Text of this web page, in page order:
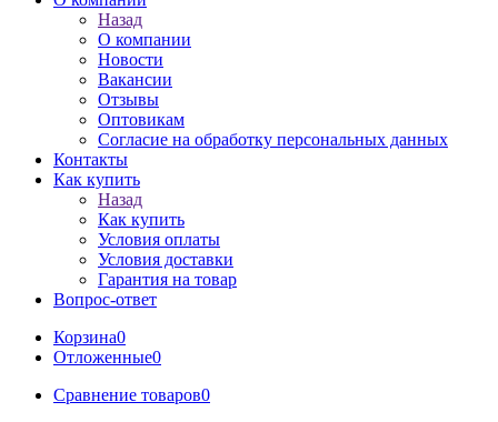
Назад
О компании
Новости
Вакансии
Отзывы
Оптовикам
Cогласие на обработку персональных данных
Контакты
Как купить
Назад
Как купить
Условия оплаты
Условия доставки
Гарантия на товар
Вопрос-ответ
Корзина0
Отложенные0
Сравнение товаров0